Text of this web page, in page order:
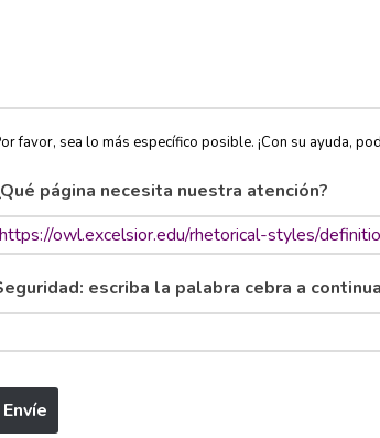
favor, sea lo más específico posible. ¡Con su ayuda,
página necesita nuestra atención?
escriba la palabra cebra a